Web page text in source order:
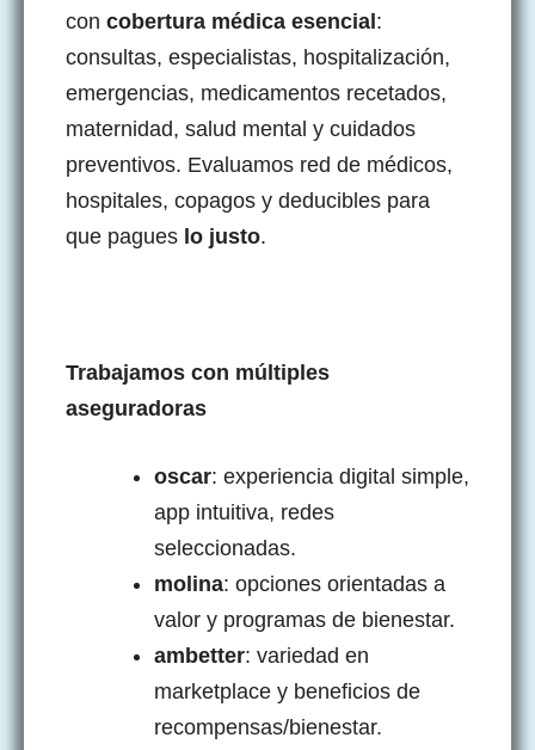
con cobertura médica esencial :
consultas, especialistas, hospitalización,
emergencias, medicamentos recetados,
maternidad, salud mental y cuidados
preventivos. Evaluamos red de médicos,
hospitales, copagos y deducibles para
que pagues lo justo.
Trabajamos con múltiples
aseguradoras
oscar: experiencia digital simple,
app intuitiva, redes
seleccionadas.
molina: opciones orientadas a
valor y programas de bienestar.
ambetter: variedad en
marketplace y beneficios de
recompensas/bienestar.